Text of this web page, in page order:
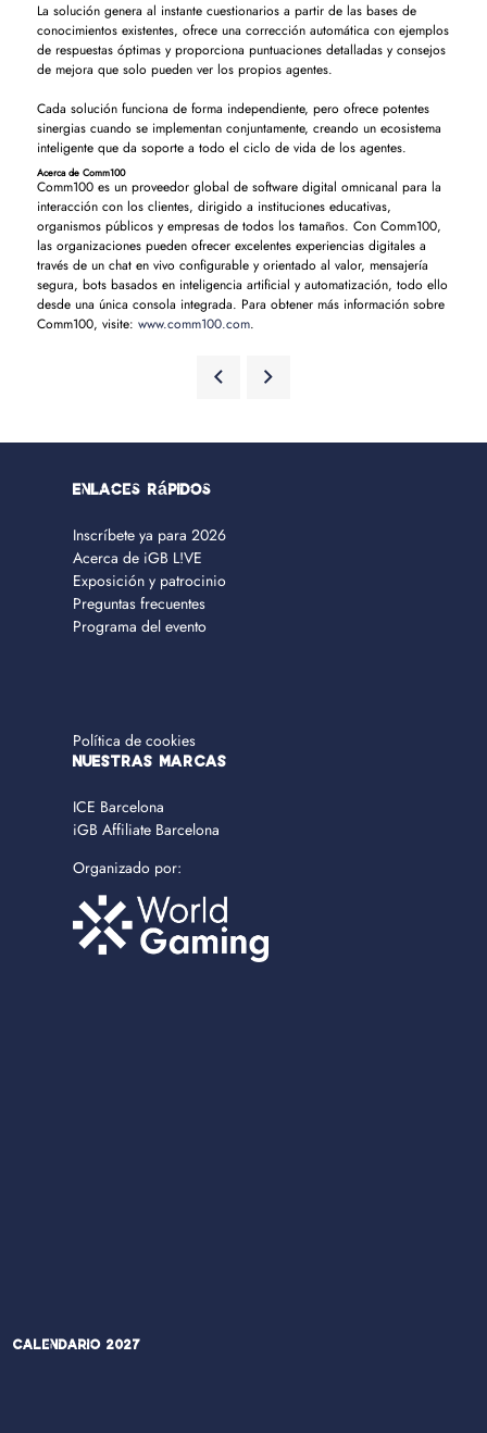
La solución genera al instante cuestionarios a partir de las bases de
conocimientos existentes, ofrece una corrección automática con ejemplos
de respuestas óptimas y proporciona puntuaciones detalladas y consejos
de mejora que solo pueden ver los propios agentes.
Cada solución funciona de forma independiente, pero ofrece potentes
sinergias cuando se implementan conjuntamente, creando un ecosistema
inteligente que da soporte a todo el ciclo de vida de los agentes.
Acerca de Comm100
Comm100 es un proveedor global de software digital omnicanal para la
interacción con los clientes, dirigido a instituciones educativas,
organismos públicos y empresas de todos los tamaños. Con Comm100,
las organizaciones pueden ofrecer excelentes experiencias digitales a
través de un chat en vivo configurable y orientado al valor, mensajería
segura, bots basados en inteligencia artificial y automatización, todo ello
desde una única consola integrada. Para obtener más información sobre
Comm100, visite: www.comm100.com.
Enlaces rápidos
Inscríbete ya para 2026
Acerca de iGB L!VE
Exposición y patrocinio
Preguntas frecuentes
Programa del evento
Política de cookies
NUESTRAS MARCAS
ICE Barcelona
iGB Affiliate Barcelona
Organizado por:
Calendario 2027